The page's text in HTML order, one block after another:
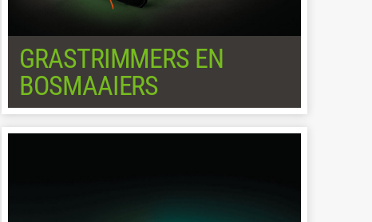
GRASTRIMMERS EN
BOSMAAIERS